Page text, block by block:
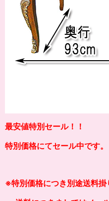
最安値特別セール！！
特別価格にてセール中です。
※特別価格につき別途送料掛